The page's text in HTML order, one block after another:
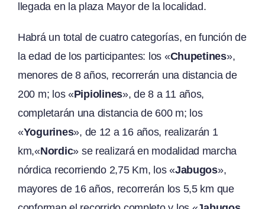
llegada en la plaza Mayor de la localidad.
Habrá un total de cuatro categorías, en función de
la edad de los participantes: los «Chupetines»,
menores de 8 años, recorrerán una distancia de
200 m; los «Pipiolines», de 8 a 11 años,
completarán una distancia de 600 m; los
«Yogurines», de 12 a 16 años, realizarán 1
km,«Nordic» se realizará en modalidad marcha
nórdica recorriendo 2,75 Km, los «Jabugos»,
mayores de 16 años, recorrerán los 5,5 km que